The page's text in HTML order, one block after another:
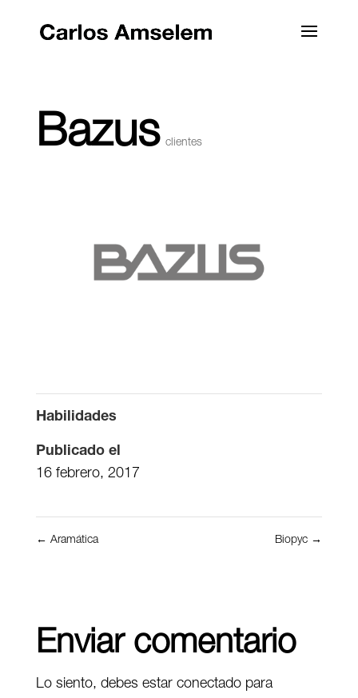
Bazus clientes
Habilidades
Publicado el
16 febrero, 2017
← Aramática Biopyc →
Enviar comentario
Lo siento, debes estar conectadopara